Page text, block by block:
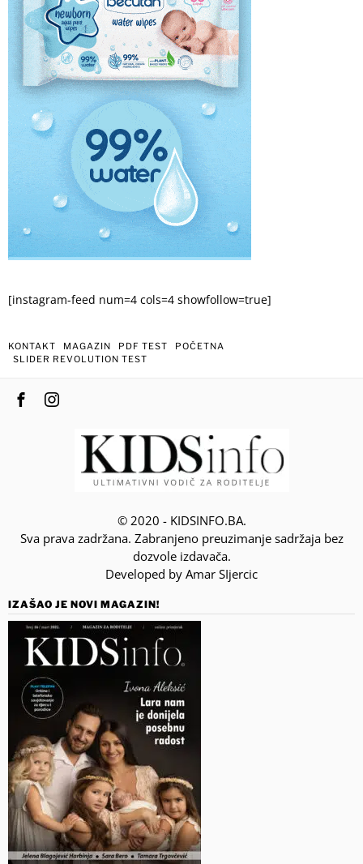
[instagram-feed num=4 cols=4 showfollow=true]
KONTAKT MAGAZIN PDF TEST
POČETNA
SLIDER REVOLUTION TEST
© 2020 - KIDSINFO.BA.
Sva prava zadržana. Zabranjeno preuzimanje sadržaja bez
dozvole izdavača.
Developed by Amar SIjercic
IZAŠAO JE NOVI MAGAZIN!